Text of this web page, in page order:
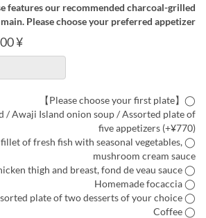
features our recommended charcoal-grilled
Please choose your preferred appetizer.
¥ 4,300
◯【Please choose your first plate】
/ Awaji Island onion soup / Assorted plate of
five appetizers (+¥770)
fillet of fresh fish with seasonal vegetables,
mushroom cream sauce
◯ Charcoal-grilled chicken thigh and breast, fond de veau sauce
◯ Homemade focaccia
◯ Assorted plate of two desserts of your choice
◯ Coffee